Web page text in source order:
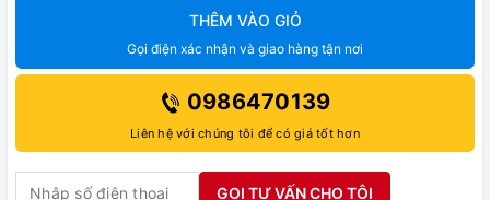
THÊM VÀO GIỎ
Gọi điện xác nhận và giao hàng tận nơi
0986470139
Liên hệ với chúng tôi để có giá tốt hơn
GỌI TƯ VẤN CHO TÔI